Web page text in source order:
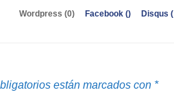
Wordpress (0) Facebook () Disqus (
están marcados con *